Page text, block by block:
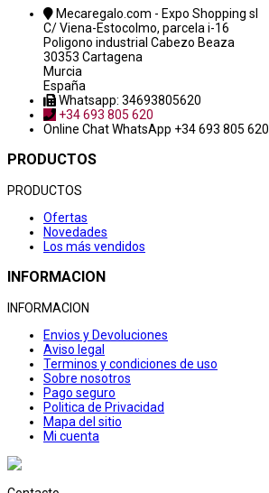
Mecaregalo.com - Expo Shopping sl
C/ Viena-Estocolmo, parcela i-16
Poligono industrial Cabezo Beaza
30353 Cartagena
Murcia
España
Whatsapp: 34693805620
+34 693 805 620
Online ChatWhatsApp +34 693 805 620
PRODUCTOS
PRODUCTOS
Ofertas
Novedades
Los más vendidos
INFORMACION
INFORMACION
Envios y Devoluciones
Aviso legal
Terminos y condiciones de uso
Sobre nosotros
Pago seguro
Politica de Privacidad
Mapa del sitio
Mi cuenta